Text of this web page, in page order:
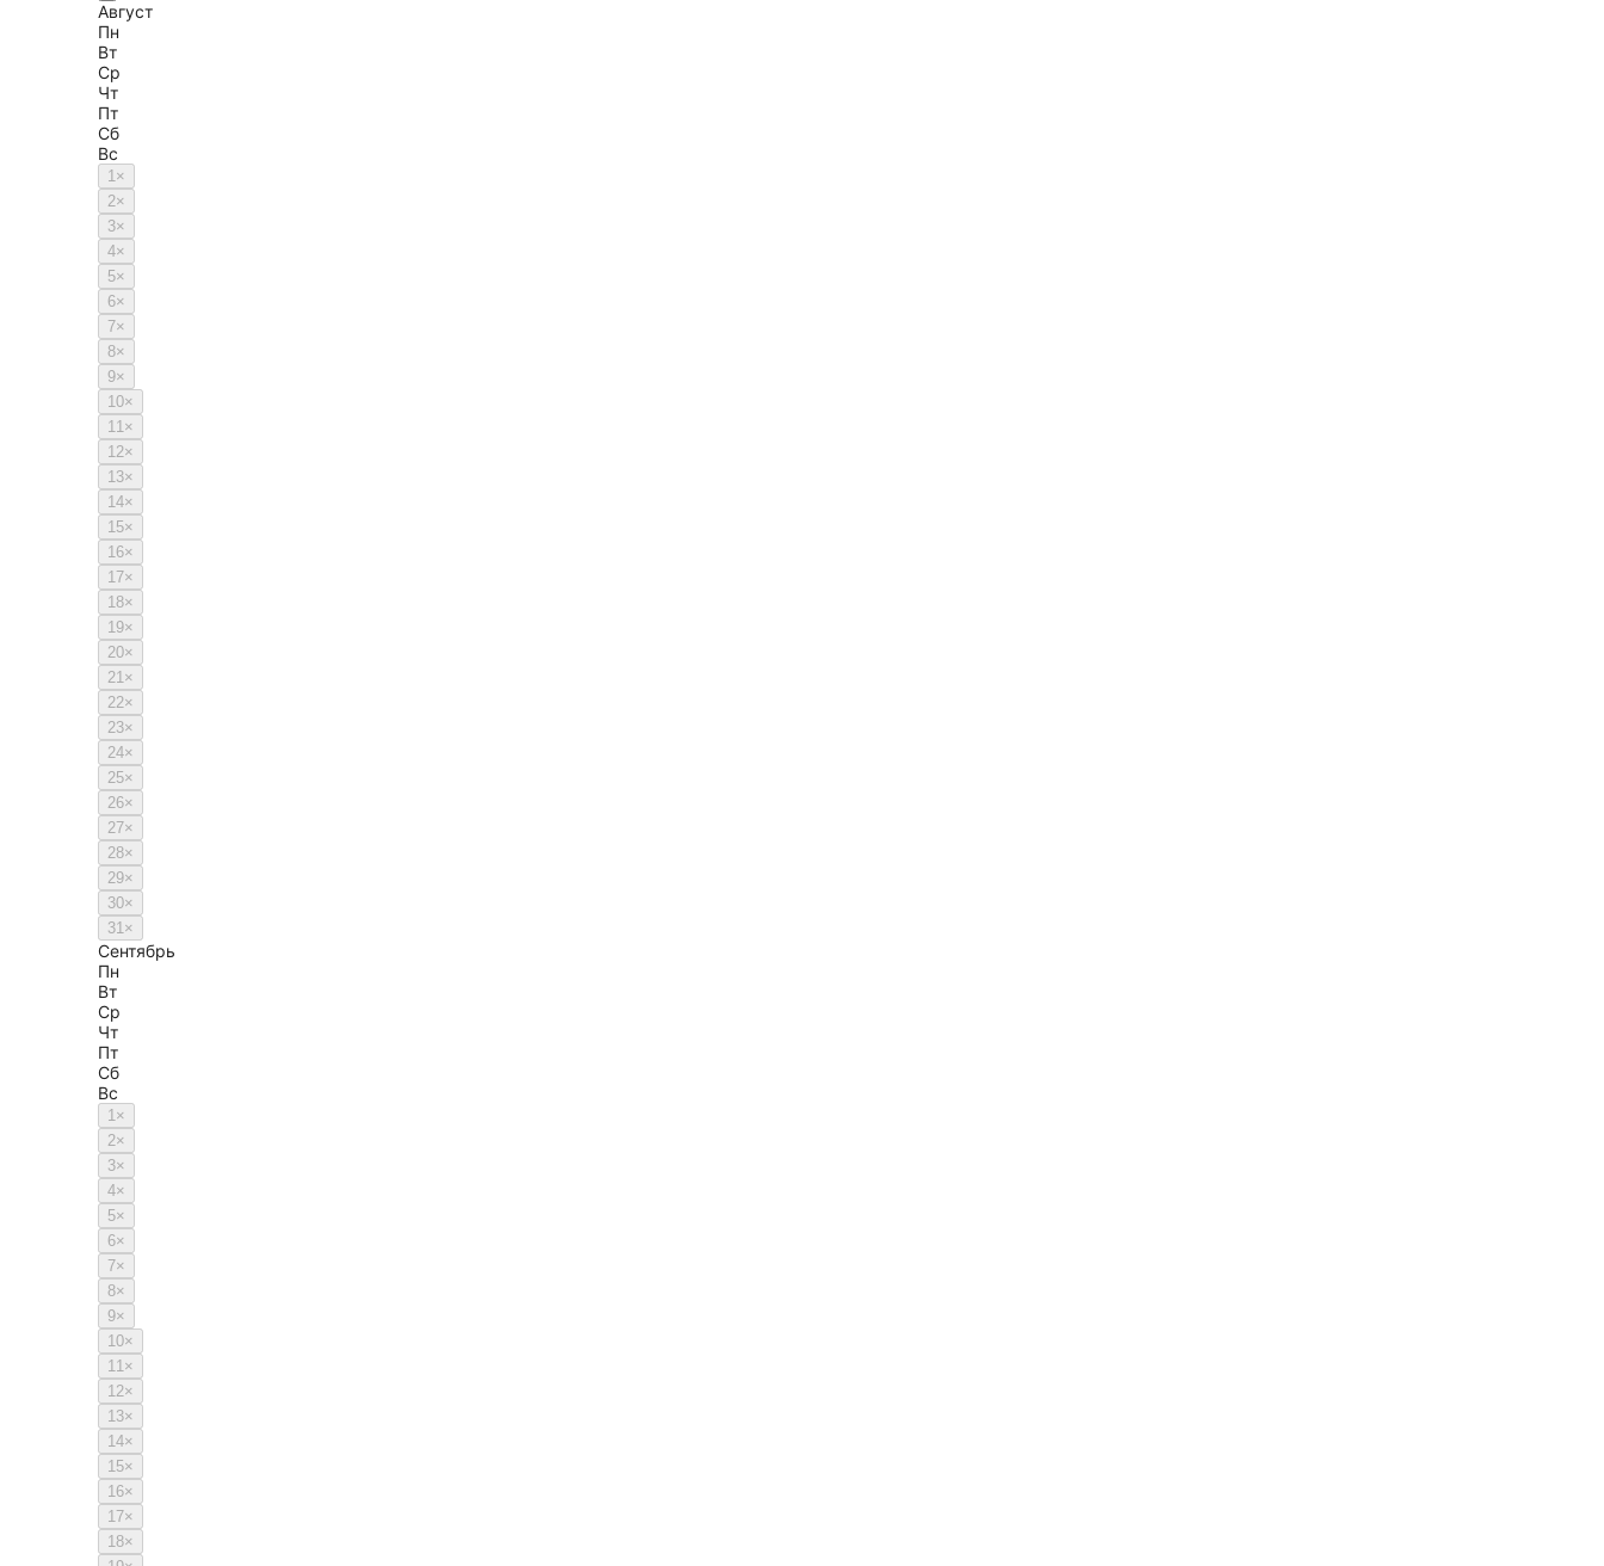
Август
Пн
Вт
Ср
Чт
Пт
Сб
Вс
1×
2×
3×
4×
5×
6×
7×
8×
9×
10×
11×
12×
13×
14×
15×
16×
17×
18×
19×
20×
21×
22×
23×
24×
25×
26×
27×
28×
29×
30×
31×
Сентябрь
Пн
Вт
Ср
Чт
Пт
Сб
Вс
1×
2×
3×
4×
5×
6×
7×
8×
9×
10×
11×
12×
13×
14×
15×
16×
17×
18×